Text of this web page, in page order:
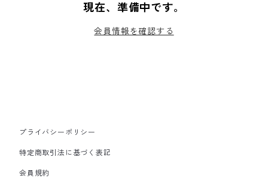
現在、準備中です。
会員情報を確認する
プライバシーポリシー
特定商取引法に基づく表記
会員規約